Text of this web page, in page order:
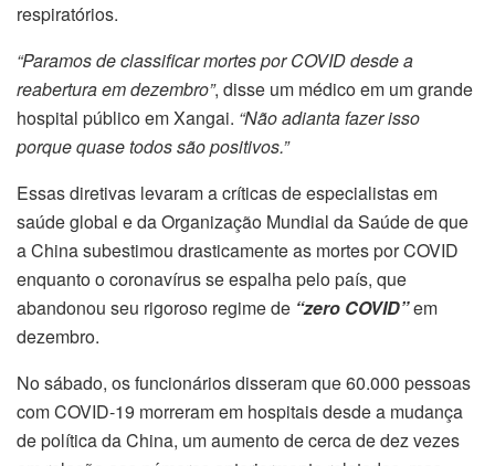
respiratórios.
“Paramos de classificar mortes por COVID desde a
reabertura em dezembro”, disse um médico em um grande
hospital público em Xangai. “Não adianta fazer isso
porque quase todos são positivos.”
Essas diretivas levaram a críticas de especialistas em
saúde global e da Organização Mundial da Saúde de que
a China subestimou drasticamente as mortes por COVID
enquanto o coronavírus se espalha pelo país, que
abandonou seu rigoroso regime de “zero COVID”em
dezembro.
No sábado, os funcionários disseram que 60.000 pessoas
com COVID-19 morreram em hospitais desde a mudança
de política da China, um aumento de cerca de dez vezes